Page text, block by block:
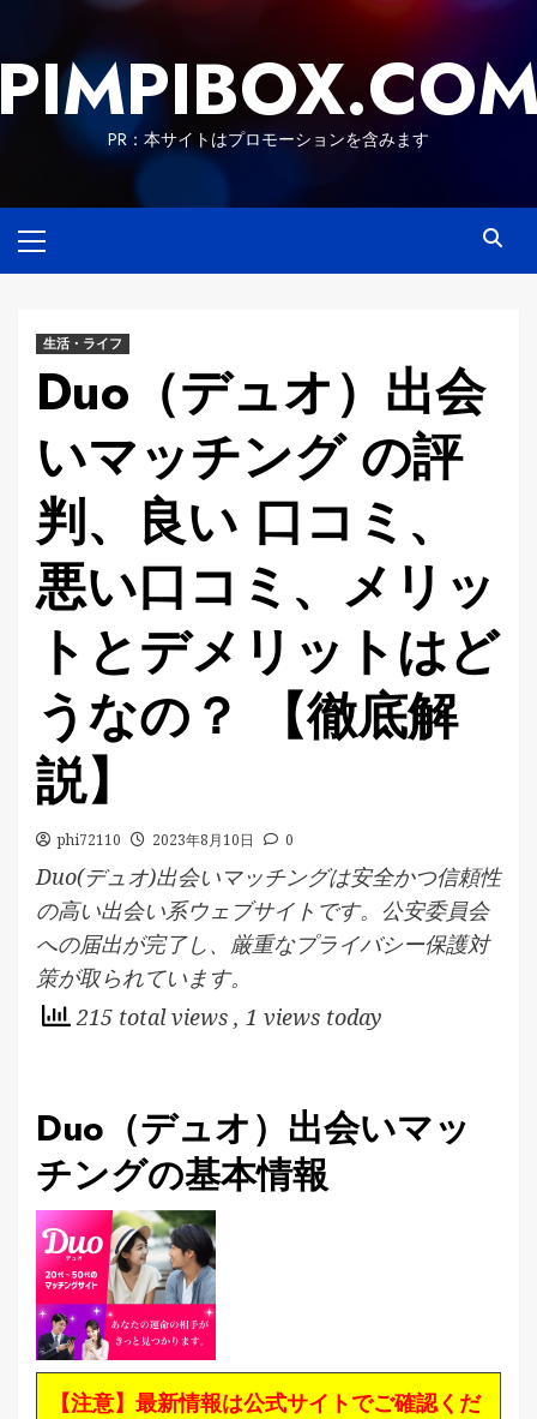
content
PR：本サイトはプロモーションを含みます
Menu
生活・ライフ
Duo（デュオ）出会
いマッチング の評
判、良い 口コミ、
悪い口コミ、メリッ
トとデメリットはど
うなの？ 【徹底解
説】
phi72110 2023年8月10日 0
Duo(デュオ)出会いマッチングは安全かつ信頼性
の高い出会い系ウェブサイトです。公安委員会
への届出が完了し、厳重なプライバシー保護対
策が取られています。
215 total views , 1 views today
Duo（デュオ）出会いマッ
チングの基本情報
【注意】最新情報は公式サイトでご確認くだ